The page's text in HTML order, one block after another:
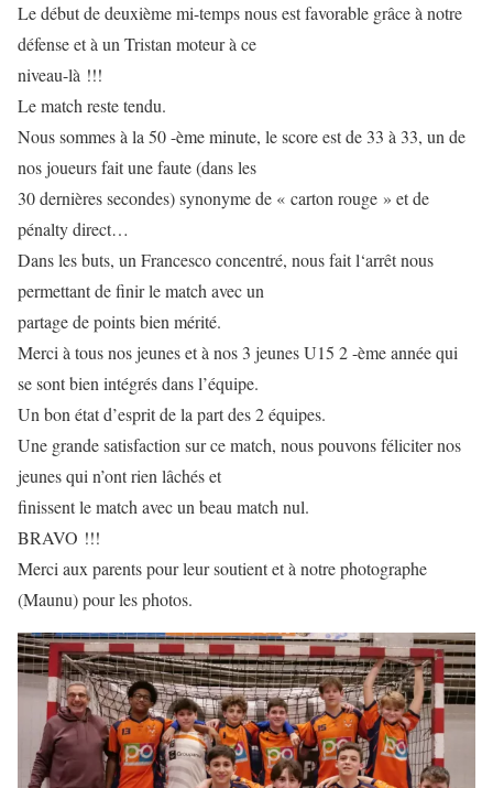
Le début de deuxième mi-temps nous est favorable grâce à notre
défense et à un Tristan moteur à ce
niveau-là !!!
Le match reste tendu.
Nous sommes à la 50 -ème minute, le score est de 33 à 33, un de
nos joueurs fait une faute (dans les
30 dernières secondes) synonyme de « carton rouge » et de
pénalty direct…
Dans les buts, un Francesco concentré, nous fait l‘arrêt nous
permettant de finir le match avec un
partage de points bien mérité.
Merci à tous nos jeunes et à nos 3 jeunes U15 2 -ème année qui
se sont bien intégrés dans l’équipe.
Un bon état d’esprit de la part des 2 équipes.
Une grande satisfaction sur ce match, nous pouvons féliciter nos
jeunes qui n’ont rien lâchés et
finissent le match avec un beau match nul.
BRAVO !!!
Merci aux parents pour leur soutient et à notre photographe
(Maunu) pour les photos.